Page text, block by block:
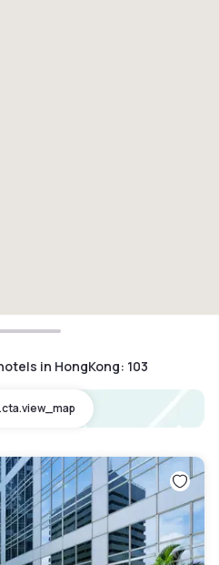
in HongKong: 103